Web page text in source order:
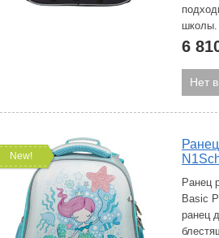
школы.
6
Нет
New!
Ранец
Basic
ранец